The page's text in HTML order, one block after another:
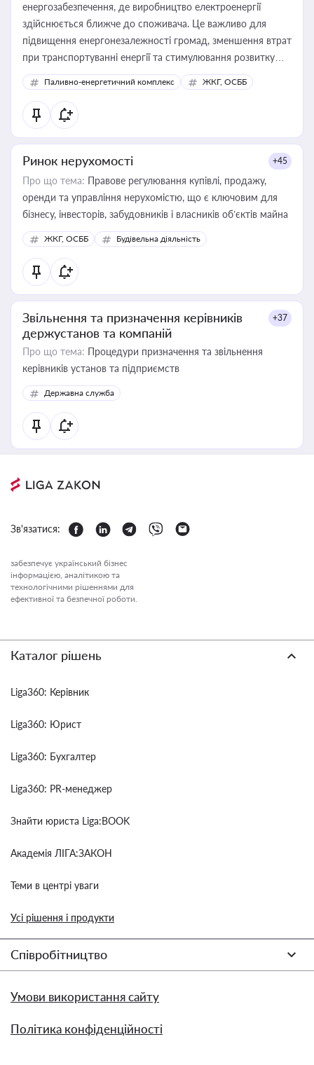
енергозабезпечення, де виробництво електроенергії
здійснюється ближче до споживача. Це важливо для
підвищення енергонезалежності громад, зменшення втрат
при транспортуванні енергії та стимулювання розвитку
відновлюваних джерел
Паливно-енергетичний комплекс ЖКГ, ОСББ
Ринок нерухомості +45
Про що тема: Правове регулювання купівлі, продажу,
оренди та управління нерухомістю, що є ключовим для
бізнесу, інвесторів, забудовників і власників об’єктів майна
ЖКГ, ОСББ Будівельна діяльність
Звільнення та призначення керівників
держустанов та компаній
+37
Про що тема: Процедури призначення та звільнення
керівників установ та підприємств
Державна служба
Зв'язатися:
забезпечує український бізнес
інформацією, аналітикою та
технологічними рішеннями для
ефективної та безпечної роботи.
Каталог рішень
Liga360: Керівник
Liga360: Юрист
Liga360: Бухгалтер
Liga360: PR-менеджер
Знайти юриста Liga:BOOK
Академія ЛІГА:ЗАКОН
Теми в центрі уваги
Усі рішення і продукти
Співробітництво
Умови використання сайту
Політика конфіденційності